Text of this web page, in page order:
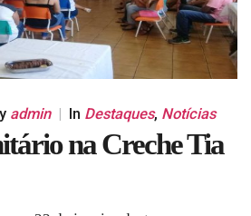
admin In Destaques, Notícias
na Creche Tia